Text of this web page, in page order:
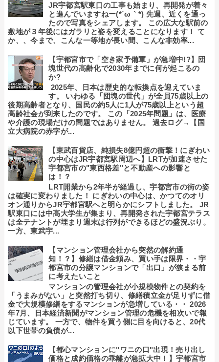
JR宇都宮駅東口の工事も始まり、再開発が着々
と進んでいますねー(*´ω｀*) 先週、近くを通っ
たので写真をシェアします。 この広大な駅前の
敷地が３年後にはガラリと姿を変えることになります！ て
か、、今まで、こんな一等地が長い間、こんな非効率...
【宇都宮市で「空き家予備軍」が急増中!?】団
塊世代の高齢化で2030年までに何が起こるの
か?
2025年、日本は歴史的な転換点を迎えていま
す。 いわゆる「団塊の世代」が全員75歳以上の
後期高齢者となり、国民の約5人に1人が75歳以上という超
高齢社会が到来したのです。 この「2025年問題」は、医療
や介護の現場だけの問題ではありません。 過去ログ→【国
立大病院の赤字が...
【東武百貨店、純損失8億円超の衝撃！にぎわい
の中心はJR宇都宮駅周辺へ】LRTが加速させた
宇都宮市の"東西格差"と不動産への影響と
は！？
LRT開業から2年半が経過し、宇都宮市の街の姿
は確実に変わりました！ にぎわいの中心は、かつてのオリ
オン通りからJR宇都宮駅へと明らかにシフトしました。 JR
駅東口には中高大学生が集まり、再開発された宇都宮テラス
は全テナントが埋まり週末は行列ができるほどの盛況ぶり。
一方、東武宇...
【マンション管理会社から突然の解約通
知！？】修繕は借金頼み、買い手は限界・・宇
都宮市の分譲マンションで「出口」が狭まる前
に考えたいこと
マンションの管理会社が小規模物件との契約を
「うまみがない」と突然打ち切り、修繕積立金が足りずに借
金で大規模修繕をするマンションが急増している・・ 2026
年7月、日本経済新聞がマンション管理の危機を相次いで報
じています。 一方で、物件を買う側に目を向けると、20代
以下世帯の負債が...
【都心マンションに"ワニの口"出現！売り出し
価格と成約価格の乖離が急拡大中！】宇都宮市